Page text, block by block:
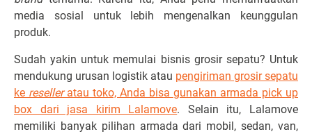
media sosial untuk lebih mengenalkan keunggulan
produk.
Sudah yakin untuk memulai bisnis grosir sepatu? Untuk
mendukung urusan logistik atau pengiriman grosir sepatu
ke reselleratau toko, Anda bisa gunakan armada pick up
box dari jasa kirim Lalamove. Selain itu, Lalamove
memiliki banyak pilihan armada dari mobil, sedan, van,